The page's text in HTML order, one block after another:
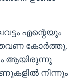
എന്റെയും
കോർത്തു,
ആയിരുന്നു
നിന്നും